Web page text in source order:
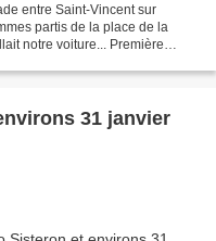
entre Saint-Vincent sur
partis de la place de la
notre voiture... Première
31 janvier